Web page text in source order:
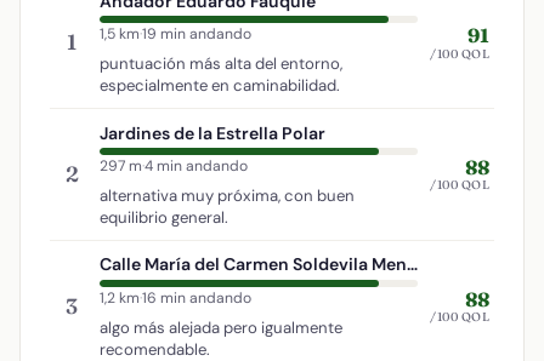
1 1,5 km·19 min andando
puntuación más alta del entorno,
especialmente en caminabilidad.
91
/100 QOL
2
Jardines de la Estrella Polar
297 m·4 min andando
alternativa muy próxima, con buen
equilibrio general.
88
/100 QOL
3
Calle María del Carmen Soldevila Menéndez
1,2 km·16 min andando
algo más alejada pero igualmente
recomendable.
88
/100 QOL